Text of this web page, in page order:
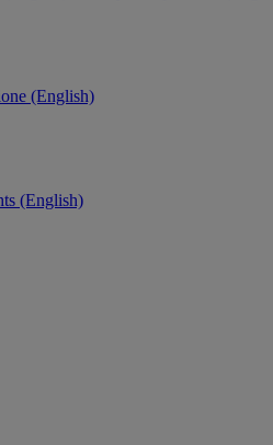
(English)
(English)